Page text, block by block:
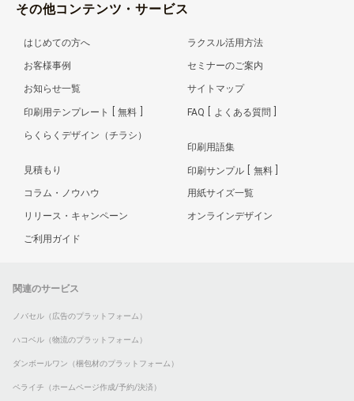
その他コンテンツ・サービス
はじめての方へ
お客様事例
お知らせ一覧
印刷用テンプレート 無料
らくらくデザイン（チラシ）
見積もり
コラム・ノウハウ
リリース・キャンペーン
ご利用ガイド
ラクスル活用方法
セミナーのご案内
サイトマップ
FAQ よくある質問
印刷用語集
印刷サンプル 無料
用紙サイズ一覧
オンラインデザイン
関連のサービス
ノバセル（広告のプラットフォーム）
ハコベル（物流のプラットフォーム）
ダンボールワン（梱包材のプラットフォーム）
ペライチ（ホームページ作成/予約/決済）